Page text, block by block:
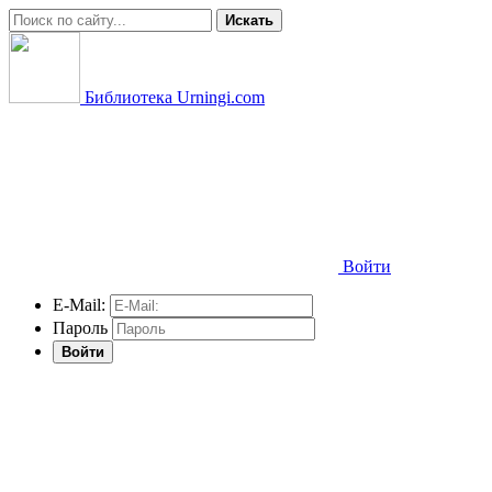
Искать
Библиотека Urningi.com
Войти
E-Mail:
Пароль
Войти